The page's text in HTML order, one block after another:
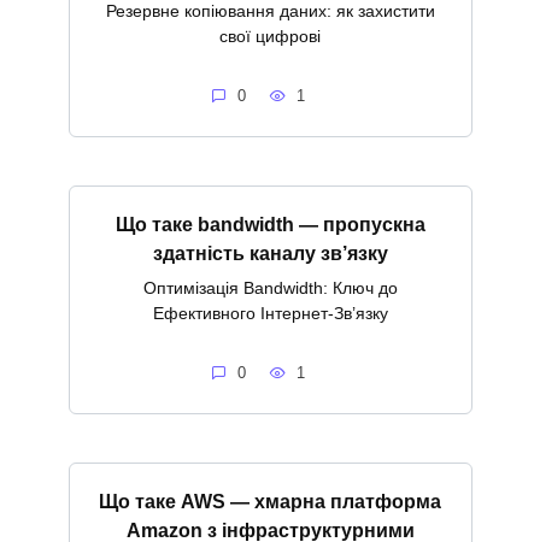
Резервне копіювання даних: як захистити
свої цифрові
0 1
Що таке bandwidth — пропускна
здатність каналу зв’язку
Оптимізація Bandwidth: Ключ до
Ефективного Інтернет-Зв’язку
0 1
Що таке AWS — хмарна платформа
Amazon з інфраструктурними